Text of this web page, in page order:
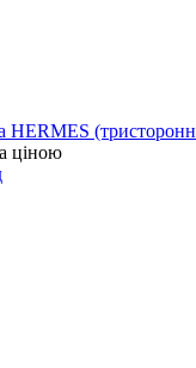
HERMES
ціною